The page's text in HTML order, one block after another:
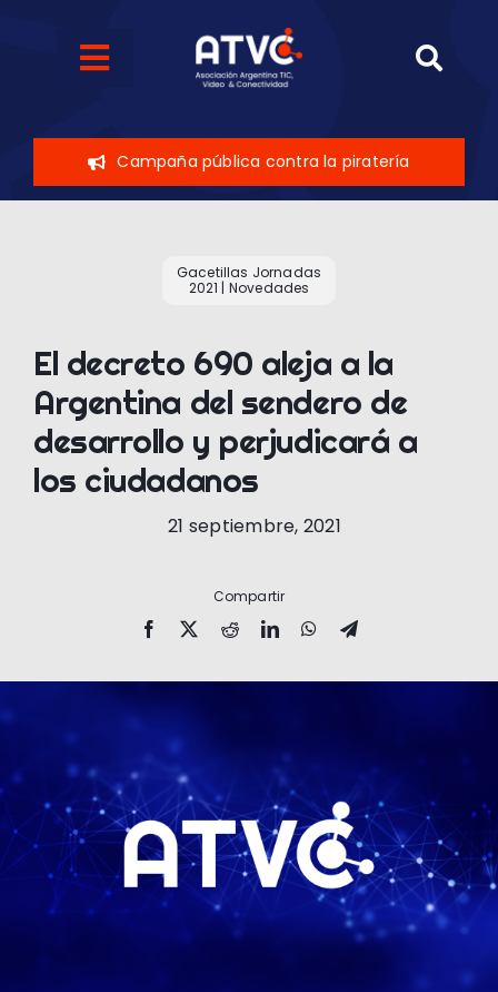
Toggle
Eventos
Sobre el sector
Contáctenos
Campaña pública contra la piratería
Gacetillas Jornadas
2021 | Novedades
El decreto 690 aleja a la
Argentina del sendero de
desarrollo y perjudicará a
los ciudadanos
21 septiembre, 2021
Compartir